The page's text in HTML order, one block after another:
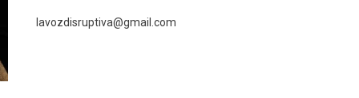
lavozdisruptiva@gmail.com